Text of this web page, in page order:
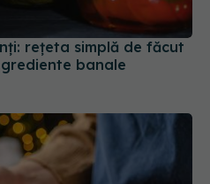
rețeta simplă de făcut
banale